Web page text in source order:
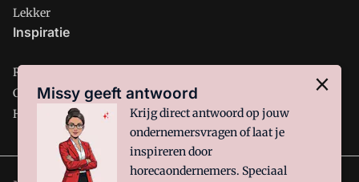
Lekker
Inspiratie
Restaurant
Café
Hotel
Missy geeft antwoord
Krijg direct antwoord op jouw
ondernemersvragen of laat je
inspireren door
horecaondernemers. Speciaal